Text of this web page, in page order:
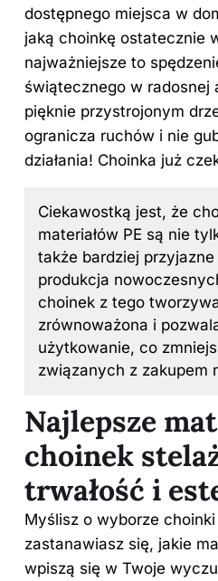
dostępnego miejsca w
jaką choinkę ostatecznie
najważniejsze to
świątecznego w radosnej
pięknie przystrojonym
ogranicza ruchów i nie
działania! Choinka już
Ciekawostką jest, że
materiałów PE są nie
także bardziej
produkcja
choinek z tego
zrównoważona i
użytkowanie, co
związanych z zakupem
Najlepsze
choinek
trwałość i
Myślisz o wyborze
zastanawiasz się, jakie
wpiszą się w Twoje